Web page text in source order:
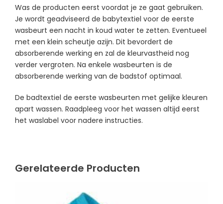
Was de producten eerst voordat je ze gaat gebruiken.
Je wordt geadviseerd de babytextiel voor de eerste
wasbeurt een nacht in koud water te zetten. Eventueel
met een klein scheutje azijn. Dit bevordert de
absorberende werking en zal de kleurvastheid nog
verder vergroten. Na enkele wasbeurten is de
absorberende werking van de badstof optimaal.
De badtextiel de eerste wasbeurten met gelijke kleuren
apart wassen. Raadpleeg voor het wassen altijd eerst
het waslabel voor nadere instructies.
Gerelateerde Producten